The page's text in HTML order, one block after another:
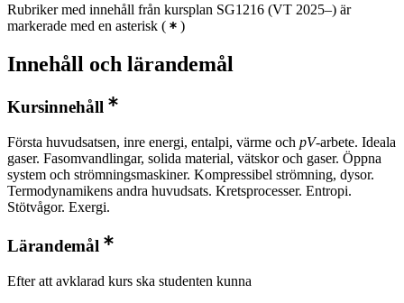
Rubriker med innehåll från kursplan SG1216 (VT 2025–) är
markerade med en asterisk ( )
Innehåll och lärandemål
Kursinnehåll
Första huvudsatsen, inre energi, entalpi, värme och pV-arbete. Ideala
gaser. Fasomvandlingar, solida material, vätskor och gaser. Öppna
system och strömningsmaskiner. Kompressibel strömning, dysor.
Termodynamikens andra huvudsats. Kretsprocesser. Entropi.
Stötvågor. Exergi.
Lärandemål
Efter att avklarad kurs ska studenten kunna